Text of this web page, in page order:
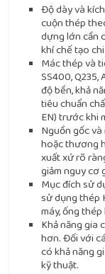
Độ dày và
cuộn thép
dựng lớn cần
khí chế tạo
Mác thép và
SS400,
độ bền, khả
tiêu chuẩn
EN) trước khi
Nguồn gốc
hoặc thương
xuất xứ rõ
giảm nguy cơ
Mục đích sử
sử dụng thép
máy, ống
Khả năng gia
hơn. Đối với
có khả năng
kỹ thuật.